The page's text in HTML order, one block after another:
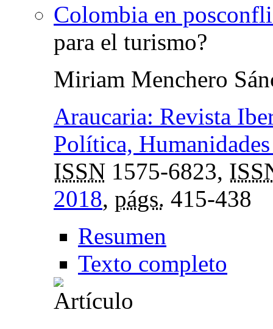
Colombia en
para el turismo?
Miriam Menchero
Araucaria: Revista
Política,
ISSN 1575-6823,
2018, págs. 415-438
Resumen
Texto completo